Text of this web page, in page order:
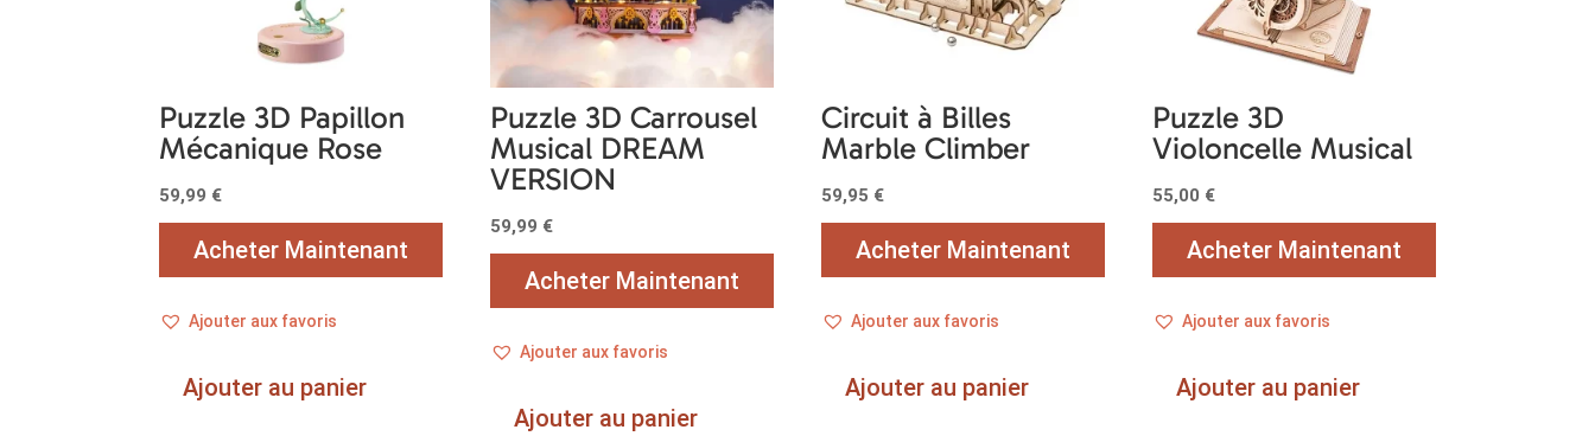
Puzzle 3D Papillon
Mécanique Rose
59,99 €
Acheter Maintenant
Ajouter aux favoris
Ajouter au panier
Puzzle 3D Carrousel
Musical DREAM
VERSION
59,99 €
Acheter Maintenant
Ajouter aux favoris
Ajouter au panier
Circuit à Billes
Marble Climber
59,95 €
Acheter Maintenant
Ajouter aux favoris
Ajouter au panier
Puzzle 3D
Violoncelle Musical
55,00 €
Acheter Maintenant
Ajouter aux favoris
Ajouter au panier